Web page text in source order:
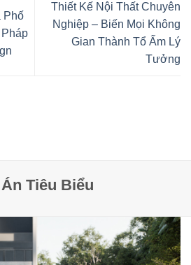
Phố
Thiết Kế Nội Thất Chuyên
Nghiệp – Biến Mọi Không
Gian Thành Tổ Ấm Lý
Tưởng
Tiêu Biểu